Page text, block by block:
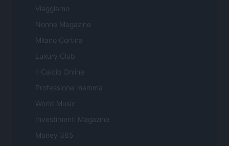
Viaggiamo
Nonne Magazine
Milano Cortina
Luxury Club
Il Calcio Online
Professione mamma
World Music
Investimenti Magazine
Money 365